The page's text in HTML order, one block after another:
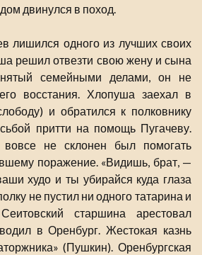
двинулся в поход.
лишился одного из лучших своих
решил отвезти свою жену и сына
семейными делами, он не
восстания. Хлопуша заехал в
и обратился к полковнику
притти на помощь Пугачеву.
вовсе не склонен был помогать
поражение. «Видишь, брат, —
худо и ты убирайся куда глаза
не пустил ни одного татарина и
старшина арестовал
в Оренбург. Жестокая казнь
(Пушкин). Оренбургская